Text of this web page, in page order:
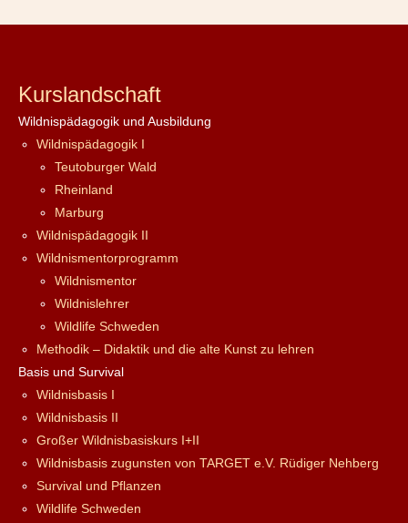
Kurslandschaft
Wildnispädagogik und Ausbildung
Wildnispädagogik I
Teutoburger Wald
Rheinland
Marburg
Wildnispädagogik II
Wildnismentorprogramm
Wildnismentor
Wildnislehrer
Wildlife Schweden
Methodik – Didaktik und die alte Kunst zu lehren
Basis und Survival
Wildnisbasis I
Wildnisbasis II
Großer Wildnisbasiskurs I+II
Wildnisbasis zugunsten von TARGET e.V. Rüdiger Nehberg
Survival und Pflanzen
Wildlife Schweden